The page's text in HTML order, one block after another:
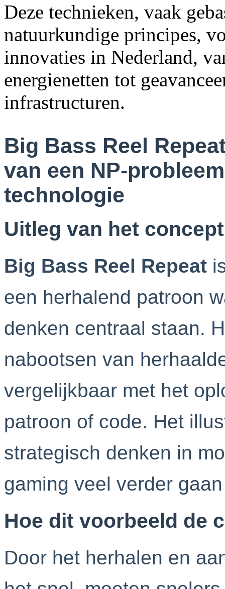
Deze technieken, vaak
natuurkundige principes,
innovaties in Nederland,
energienetten tot
infrastructuren.
Big Bass Reel
van een NP-
technologie
Uitleg van het
Big Bass Reel Repeat
een herhalend patroon
denken centraal staan.
nabootsen van
vergelijkbaar met het
patroon of code. Het
strategisch denken in
gaming veel verder
Hoe dit voorbeeld de
Door het herhalen en